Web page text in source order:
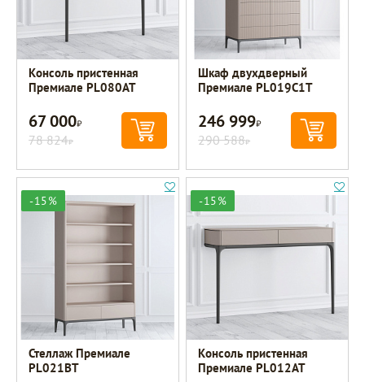
Консоль пристенная
Премиале PL080AT
67 000Р
78 824Р
Шкаф двухдверный
Премиале PL019C1T
246 999Р
290 588Р
-15%
Стеллаж Премиале
PL021BT
-15%
Консоль пристенная
Премиале PL012AT